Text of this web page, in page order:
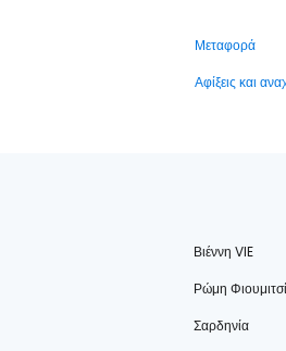
Μεταφορά
Αφίξεις και
Βιέννη VIE
Ρώμη
Σαρδηνία